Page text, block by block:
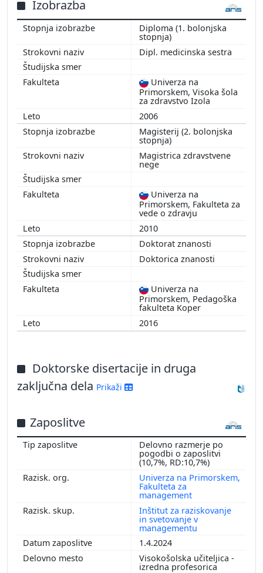
2012
2013
Izobrazba
Diploma (1. bolonjska
stopnja)
Dipl. medicinska sestra
Univerza na
Primorskem, Visoka šola
za zdravstvo Izola
2006
Magisterij (2. bolonjska
stopnja)
Magistrica zdravstvene
nege
Univerza na
Primorskem, Fakulteta za
vede o zdravju
2010
Doktorat znanosti
Doktorica znanosti
Univerza na
Primorskem, Pedagoška
fakulteta Koper
2016
Doktorske disertacije in druga
zaključna dela Prikaži
Zaposlitve
Delovno razmerje po
pogodbi o zaposlitvi
(10,7%, RD:10,7%)
Univerza na Primorskem,
Fakulteta za
management
Inštitut za raziskovanje
in svetovanje v
managementu
1.4.2024
Visokošolska učiteljica -
izredna profesorica